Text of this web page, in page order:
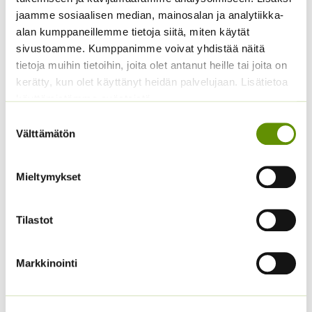
jaamme sosiaalisen median, mainosalan ja analytiikka-
alan kumppaneillemme tietoja siitä, miten käytät
sivustoamme. Kumppanimme voivat yhdistää näitä
tietoja muihin tietoihin, joita olet antanut heille tai joita on
kerätty, kun olet käyttänyt heidän palvelujaan. Lisätietoa
käyttämistämme evästeistä
valinta
Välttämätön
Mieltymykset
Tilastot
Markkinointi
Hintaluokka:
2,50 €
-
18,90 €
arvonlisäveron
6,00€ Sisältää arvonlisäveron
arvonlisäveron
Sisältää arvonlisäveron